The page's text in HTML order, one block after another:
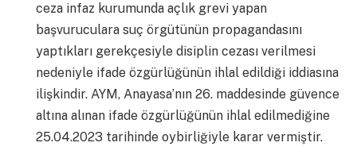
ceza infaz kurumunda açlık grevi yapan
başvuruculara suç örgütünün propagandasını
yaptıkları gerekçesiyle disiplin cezası verilmesi
nedeniyle ifade özgürlüğünün ihlal edildiği iddiasına
ilişkindir. AYM, Anayasa’nın 26. maddesinde güvence
altına alınan ifade özgürlüğünün ihlal edilmediğine
25.04.2023 tarihinde oybirliğiyle karar vermiştir.